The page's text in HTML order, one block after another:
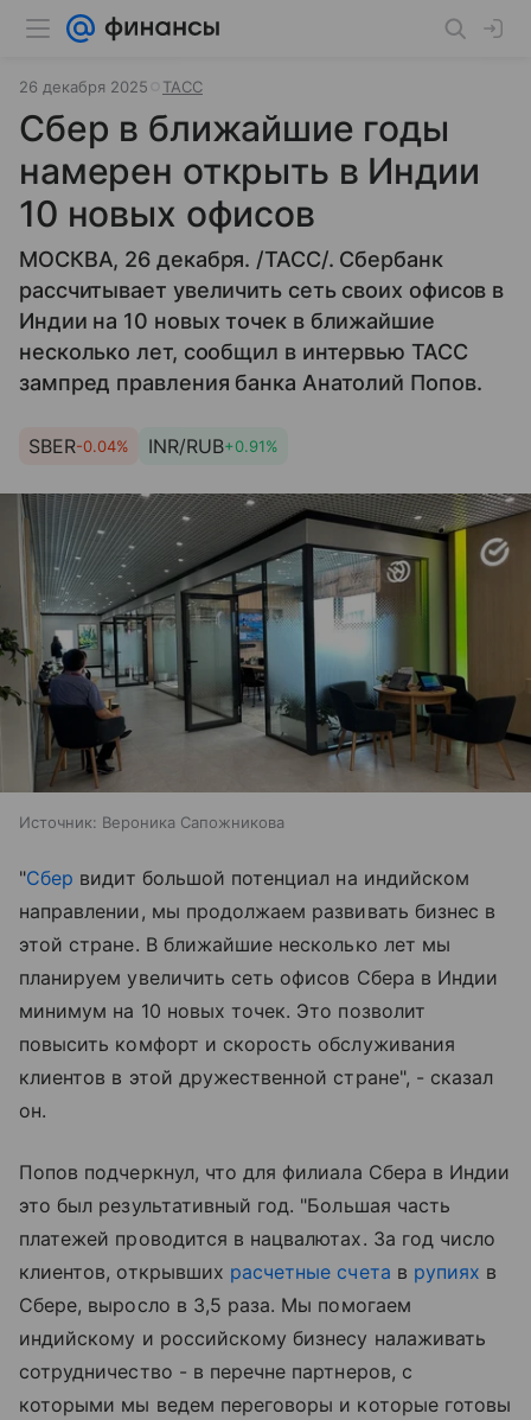
26 декабря 2025 ТАСС
Сбер в ближайшие годы
намерен открыть в Индии
10 новых офисов
МОСКВА, 26 декабря. /ТАСС/. Сбербанк
рассчитывает увеличить сеть своих офисов в
Индии на 10 новых точек в ближайшие
несколько лет, сообщил в интервью ТАСС
зампред правления банка Анатолий Попов.
SBER-0.04% INR/RUB+0.91%
Источник: Вероника Сапожникова
"Сбер видит большой потенциал на индийском
направлении, мы продолжаем развивать бизнес в
этой стране. В ближайшие несколько лет мы
планируем увеличить сеть офисов Сбера в Индии
минимум на 10 новых точек. Это позволит
повысить комфорт и скорость обслуживания
клиентов в этой дружественной стране", - сказал
он.
Попов подчеркнул, что для филиала Сбера в Индии
это был результативный год. "Большая часть
платежей проводится в нацвалютах. За год число
клиентов, открывших расчетные счета в рупиях в
Сбере, выросло в 3,5 раза. Мы помогаем
индийскому и российскому бизнесу налаживать
сотрудничество - в перечне партнеров, с
которыми мы ведем переговоры и которые готовы